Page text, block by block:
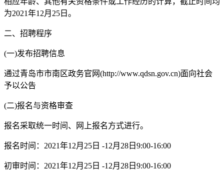
为2021年12月25日。
二、招聘程序
(一)发布招聘信息
通过青岛市市南区政务官网(http://www.qdsn.gov.cn)面向社会
予以公告
(二)报名与资格审查
报名采取统一时间、网上报名方式进行。
报名时间：2021年12月25日 -12月28日9:00-16:00
初审时间：2021年12月25日 -12月28日9:00-16:00